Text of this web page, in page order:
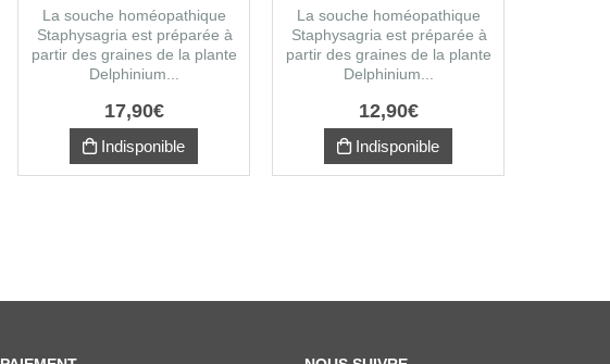
La souche homéopathique
Staphysagria est préparée à
partir des graines de la plante
Delphinium...
17,90€
Indisponible
La souche homéopathique
Staphysagria est préparée à
partir des graines de la plante
Delphinium...
12,90€
Indisponible